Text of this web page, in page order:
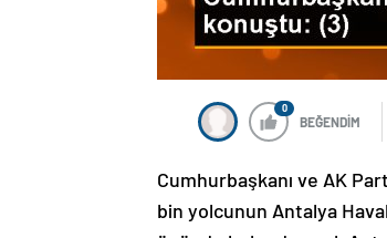
bin yolcunun Antalya
önünde bulundurarak